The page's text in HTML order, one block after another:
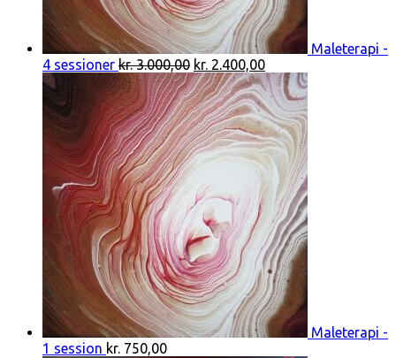
Maleterapi -
4 sessioner kr.3.000,00 Den
oprindelige
pris
var:
kr. 3.000,00.
kr. 2.400,00Den
aktuelle
pris
er:
kr. 2.400,00.
Maleterapi -
1 session kr. 750,00